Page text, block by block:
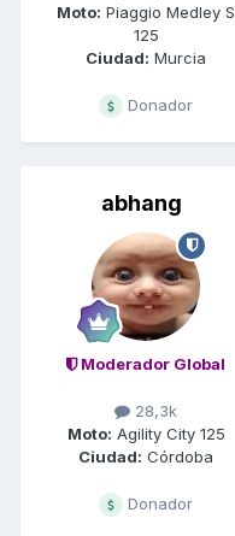
Moto: Piaggio Medley S
125
Ciudad: Murcia
Donador
abhang
Moderador Global
28,3k
Moto: Agility City 125
Ciudad: Córdoba
Donador